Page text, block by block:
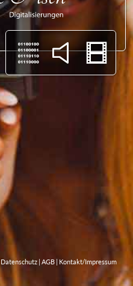
Datenschutz | AGB | Kontakt/Impressum